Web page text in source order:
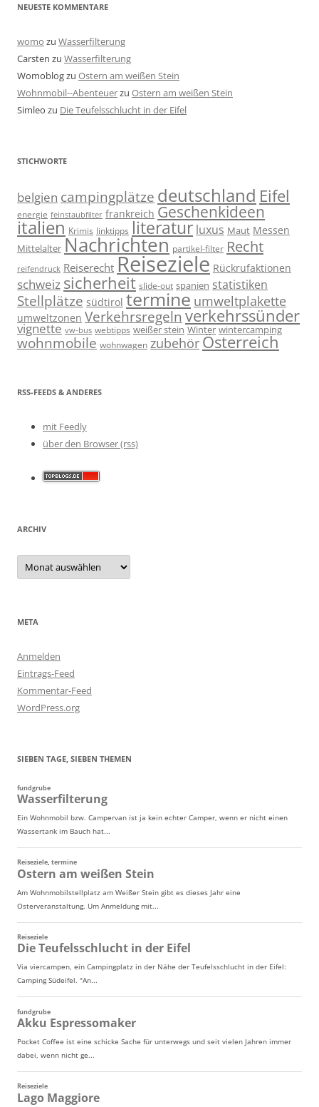
NEUESTE KOMMENTARE
womo zu Wasserfilterung
Carsten zu Wasserfilterung
Womoblogzu Ostern am weißen Stein
Wohnmobil--Abenteuerzu Ostern am weißen Stein
Simleo zu Die Teufelsschlucht in der Eifel
STICHWORTE
belgien campingplätze deutschland Eifel
energie feinstaubfilter frankreich Geschenkideen
italien Krimis linktipps literatur luxus Maut Messen
Mittelalter Nachrichten partikel-filter Recht
reifendruck Reiserecht Reiseziele Rückrufaktionen
schweiz sicherheit slide-out spanien statistiken
Stellplätze südtirol termine umweltplakette
umweltzonen Verkehrsregeln verkehrssünder
vignette vw-bus webtipps weißer stein Winter wintercamping
wohnmobile wohnwagen zubehör Österreich
RSS-FEEDS & ANDERES
mit Feedly
über den Browser (rss)
ARCHIV
Archiv
META
Anmelden
Eintrags-Feed
Kommentar-Feed
WordPress.org
SIEBEN TAGE, SIEBEN THEMEN